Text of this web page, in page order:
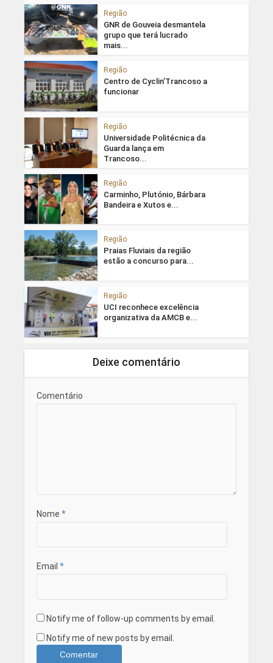
Região
GNR de Gouveia desmantela
grupo que terá lucrado
mais...
Região
Centro de Cyclin’Trancoso a
funcionar
Região
Universidade Politécnica da
Guarda lança em
Trancoso...
Região
Carminho, Plutónio, Bárbara
Bandeira e Xutos e...
Região
Praias Fluviais da região
estão a concurso para...
Região
UCI reconhece excelência
organizativa da AMCB e...
Deixe comentário
Comentário
Nome *
Email *
Notify me of follow-up comments by email.
Notify me of new posts by email.